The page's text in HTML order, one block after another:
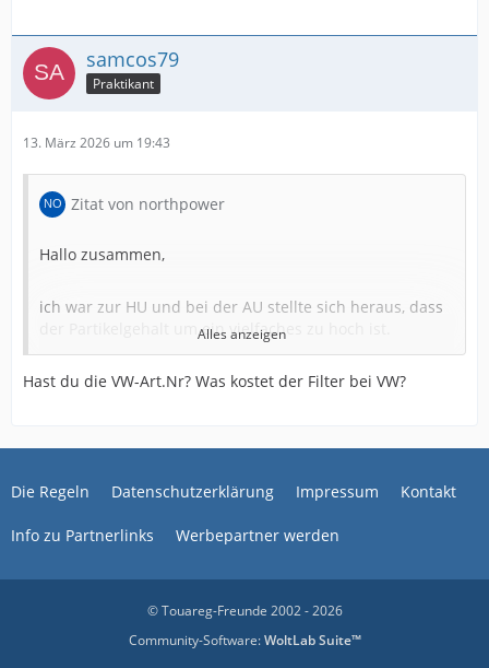
samcos79
Praktikant
13. März 2026 um 19:43
Zitat von northpower
Hallo zusammen,
ich war zur HU und bei der AU stellte sich heraus, dass
der Partikelgehalt um ein vielfaches zu hoch ist.
Das geht nur, wenn der DPF defekt ist. Äußerlich keine
7P6, 3,0 TDI, 262 PS, EZ 2016, 112 Tkm gelaufen. 0606
Woher bekomme ich einen neuen Partikelfilter ? VW ist
klar, aber gibt es Alternativen ?
Alles anzeigen
Hast du die VW-Art.Nr? Was kostet der Filter bei VW?
Die Regeln Datenschutzerklärung Impressum Kontakt
Info zu Partnerlinks Werbepartner werden
© Touareg-Freunde 2002 - 2026
Community-Software:WoltLab Suite™